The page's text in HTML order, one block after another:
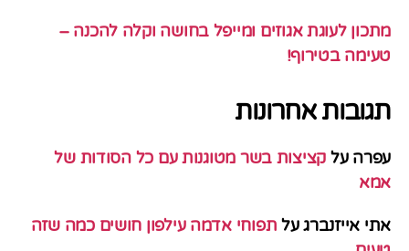
מתכון לעוגת אגוזים ומייפל בחושה וקלה להכנה –
טעימה בטירוף!
תגובות אחרונות
עפרה על קציצות בשר מטוגנות עם כל הסודות של
אמא
אתי אייזנברגעל תפוחי אדמה עילפון חושים כמה שזה